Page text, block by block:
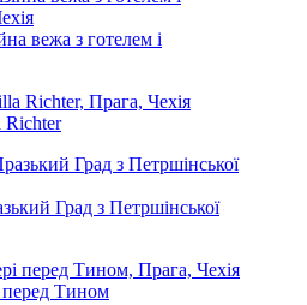
вежа з готелем і
Richter
Град з Петршінської
перед Тином